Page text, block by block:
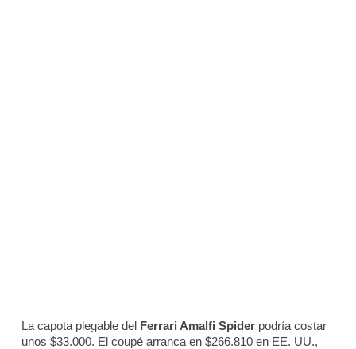
La capota plegable del Ferrari Amalfi Spider podría costar
unos $33.000. El coupé arranca en $266.810 en EE. UU.,